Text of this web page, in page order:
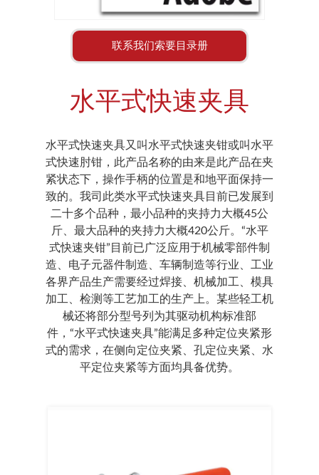
联系我们索要目录册
水平式快速夹具
水平式快速夹具又叫水平式快速夹钳或叫水平
式快速肘钳，此产品名称的由来是此产品在夹
紧状态下，操作手柄的位置是和地平面保持一
致的。我司此类水平式快速夹具目前已发展到
二十多个品种，最小品种的夹持力大概45公
斤、最大品种的夹持力大概420公斤。“水平
式快速夹钳”目前已广泛应用于机械零部件制
造、电子元器件制造、车辆制造等行业、工业
各界产品生产需要经过焊接、机械加工、模具
加工、检测等工艺加工的生产上。某些轻工机
械还将部分型号列为其驱动机构标准部
件，“水平式快速夹具”能满足多种定位夹紧形
式的需求，在侧向定位夹紧、孔定位夹紧、水
平定位夹紧等方面均具备优势。